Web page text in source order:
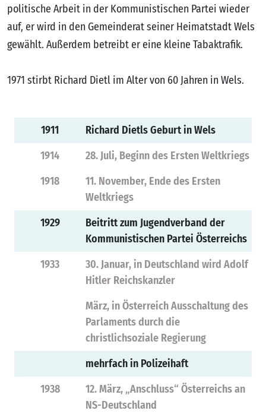
politische Arbeit in der Kommunistischen Partei wieder
auf, er wird in den Gemeinderat seiner Heimatstadt Wels
gewählt. Außerdem betreibt er eine kleine Tabaktrafik.
1971 stirbt Richard Dietl im Alter von 60 Jahren in Wels.
1911
Richard Dietls Geburt in Wels
1914
28. Juli, Beginn des Ersten Weltkriegs
1918
11. November, Ende des Ersten
Weltkriegs
1929
Beitritt zum Jugendverband der
Kommunistischen Partei Österreichs
1933
30. Januar, in Deutschland wird Adolf
Hitler Reichskanzler
März, in Österreich Ausschaltung des
Parlaments durch die
christlichsoziale Regierung
mehrfach in Polizeihaft
1938
12. März, „Anschluss“ Österreichs an
NS-Deutschland